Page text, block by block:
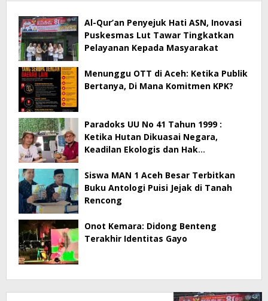
Al-Qur’an Penyejuk Hati ASN, Inovasi
Puskesmas Lut Tawar Tingkatkan
Pelayanan Kepada Masyarakat
Menunggu OTT di Aceh: Ketika Publik
Bertanya, Di Mana Komitmen KPK?
Paradoks UU No 41 Tahun 1999 :
Ketika Hutan Dikuasai Negara,
Keadilan Ekologis dan Hak
Siswa MAN 1 Aceh Besar Terbitkan
Buku Antologi Puisi Jejak di Tanah
Rencong
Onot Kemara: Didong Benteng
Terakhir Identitas Gayo